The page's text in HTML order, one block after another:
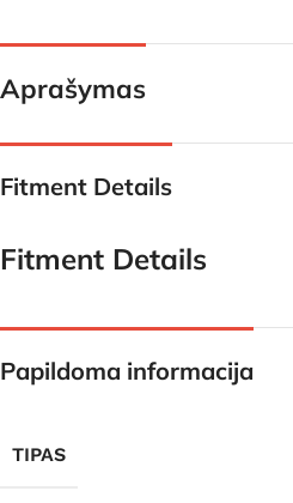
Aprašymas
Fitment Details
Fitment Details
Papildoma informacija
TIPAS